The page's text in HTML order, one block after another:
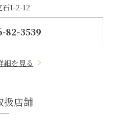
1-2-12
82-3539
細を見る
扱店舗